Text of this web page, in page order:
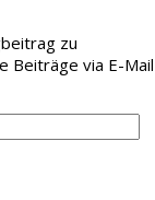
zu
Beiträge via E-Mail